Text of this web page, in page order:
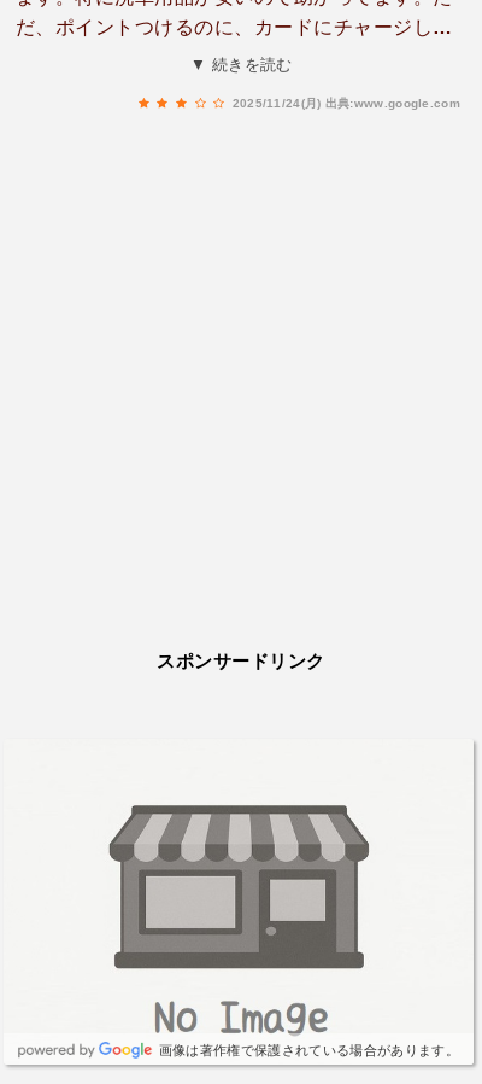
だ、ポイントつけるのに、カードにチャージしな
いといけないのが不便。それに、時代の流れかも
▼ 続きを読む
2025/11/24(月) 出典:www.google.com
スポンサードリンク
画像は著作権で保護されている場合があります。